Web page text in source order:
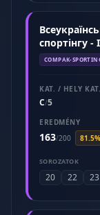
спортінгу -
(Травень
COMPAK-
KAT. / HELY KAT.
C/5
EREDMÉNY
163/200 81.5%
SOROZATOK
20 22 23